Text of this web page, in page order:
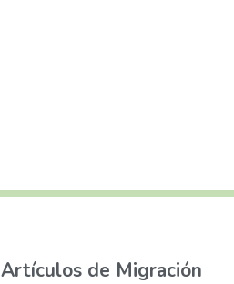
Artículos de Migración